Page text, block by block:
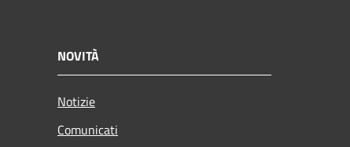
NOVITÀ
Notizie
Comunicati